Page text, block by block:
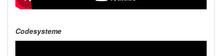
Codesysteme